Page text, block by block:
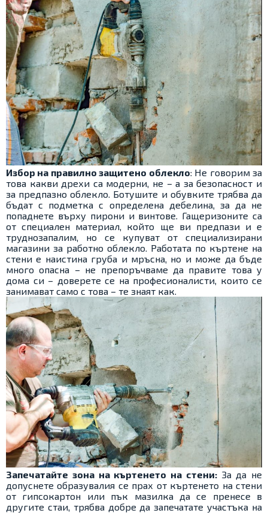
Избор на правилно защитено облекло: Не говорим за
това какви дрехи са модерни, не – а за безопасност и
за предпазно облекло. Ботушите и обувките трябва да
бъдат с подметка с определена дебелина, за да не
попаднете върху пирони и винтове. Гащеризоните са
от специален материал, който ще ви предпази и е
труднозапалим, но се купуват от специализирани
магазини за работно облекло. Работата по къртене на
стени е наистина груба и мръсна, но и може да бъде
много опасна – не препоръчваме да правите това у
дома си – доверете се на професионалисти, които се
занимават само с това – те знаят как.
Запечатайте зона на къртенето на стени:За да не
допуснете образувалия се прах от къртенето на стени
от гипсокартон или пък мазилка да се пренесе в
другите стаи, трябва добре да запечатате участъка на